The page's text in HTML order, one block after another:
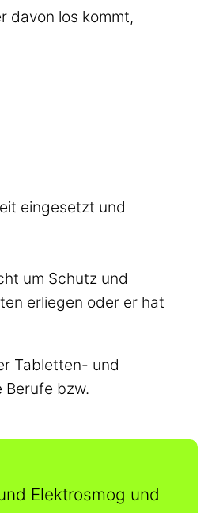
davon los kommt,
eingesetzt und
um Schutz und
erliegen oder er hat
Tabletten- und
bzw.
Elektrosmog und